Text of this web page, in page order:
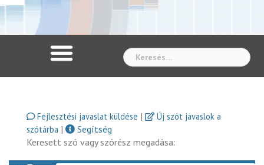
Fejlesztési javaslat küldése |
Új szót javaslok a
szótárba |
Segítség
Keresett szó vagy szórész megadása: